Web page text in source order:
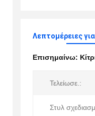
Λεπτομέρειες
Επισημαίνω:
Τελείωσε.:
Στυλ